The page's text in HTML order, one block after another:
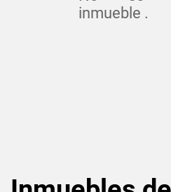
inmueble .